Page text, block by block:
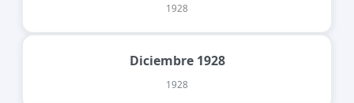
1928
Diciembre 1928
1928